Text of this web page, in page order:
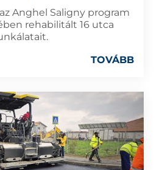
Anghel Saligny program
rehabilitált 16 utca
TOVÁBB